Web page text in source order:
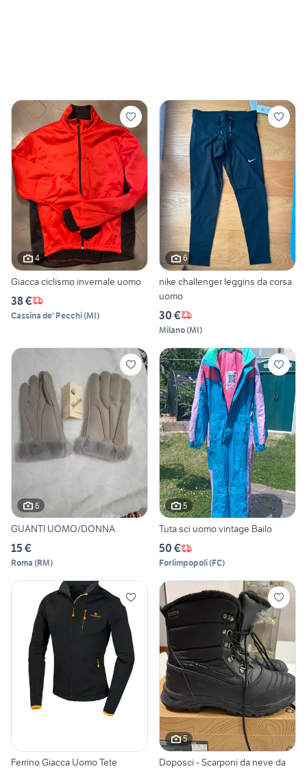
4
Giacca ciclismo invernale uomo
38 €
Cassina de' Pecchi(MI)
6
nike challenger leggins da corsa
uomo
30 €
Milano(MI)
6
GUANTI UOMO/DONNA
15 €
Roma (RM)
5
Tuta sci uomo vintage Bailo
50 €
Forlimpopoli(FC)
Ferrino Giacca Uomo Tete
5
Doposci - Scarponi da neve da